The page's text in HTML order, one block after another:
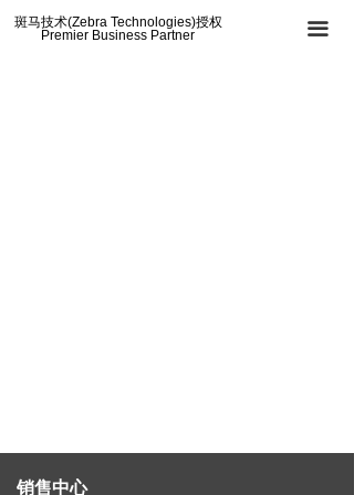
끀
斑马技术(Zebra Technologies)授权
Premier Business Partner
销售中心